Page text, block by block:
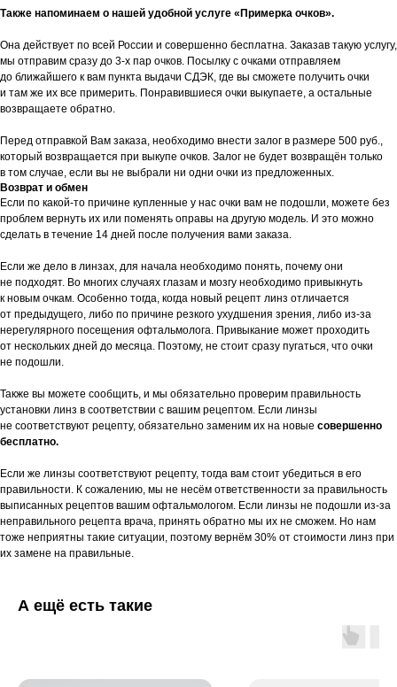
Также напоминаем о нашей удобной услуге «Примерка очков».
Она действует по всей России и совершенно бесплатна. Заказав такую услугу,
мы отправим сразу до 3-х пар очков. Посылку с очками отправляем
до ближайшего к вам пункта выдачи СДЭК, где вы сможете получить очки
и там же их все примерить. Понравившиеся очки выкупаете, а остальные
возвращаете обратно.
Перед отправкой Вам заказа, необходимо внести залог в размере 500 руб.,
который возвращается при выкупе очков. Залог не будет возвращён только
в том случае, если вы не выбрали ни одни очки из предложенных.
Возврат и обмен
Если по какой-то причине купленные у нас очки вам не подошли, можете без
проблем вернуть их или поменять оправы на другую модель. И это можно
сделать в течение 14 дней после получения вами заказа.
Если же дело в линзах, для начала необходимо понять, почему они
не подходят. Во многих случаях глазам и мозгу необходимо привыкнуть
к новым очкам. Особенно тогда, когда новый рецепт линз отличается
от предыдущего, либо по причине резкого ухудшения зрения, либо из-за
нерегулярного посещения офтальмолога. Привыкание может проходить
от нескольких дней до месяца. Поэтому, не стоит сразу пугаться, что очки
не подошли.
Также вы можете сообщить, и мы обязательно проверим правильность
установки линз в соответствии с вашим рецептом. Если линзы
не соответствуют рецепту, обязательно заменим их на новые совершенно
бесплатно.
Если же линзы соответствуют рецепту, тогда вам стоит убедиться в его
правильности. К сожалению, мы не несём ответственности за правильность
выписанных рецептов вашим офтальмологом. Если линзы не подошли из-за
неправильного рецепта врача, принять обратно мы их не сможем. Но нам
тоже неприятны такие ситуации, поэтому вернём 30% от стоимости линз при
их замене на правильные.
А ещё есть такие